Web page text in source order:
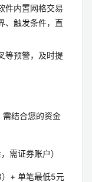
件内置网格交易
、触发条件，直
等预警，及时提
需结合您的资金
需证券账户）
+ 单笔最低5元